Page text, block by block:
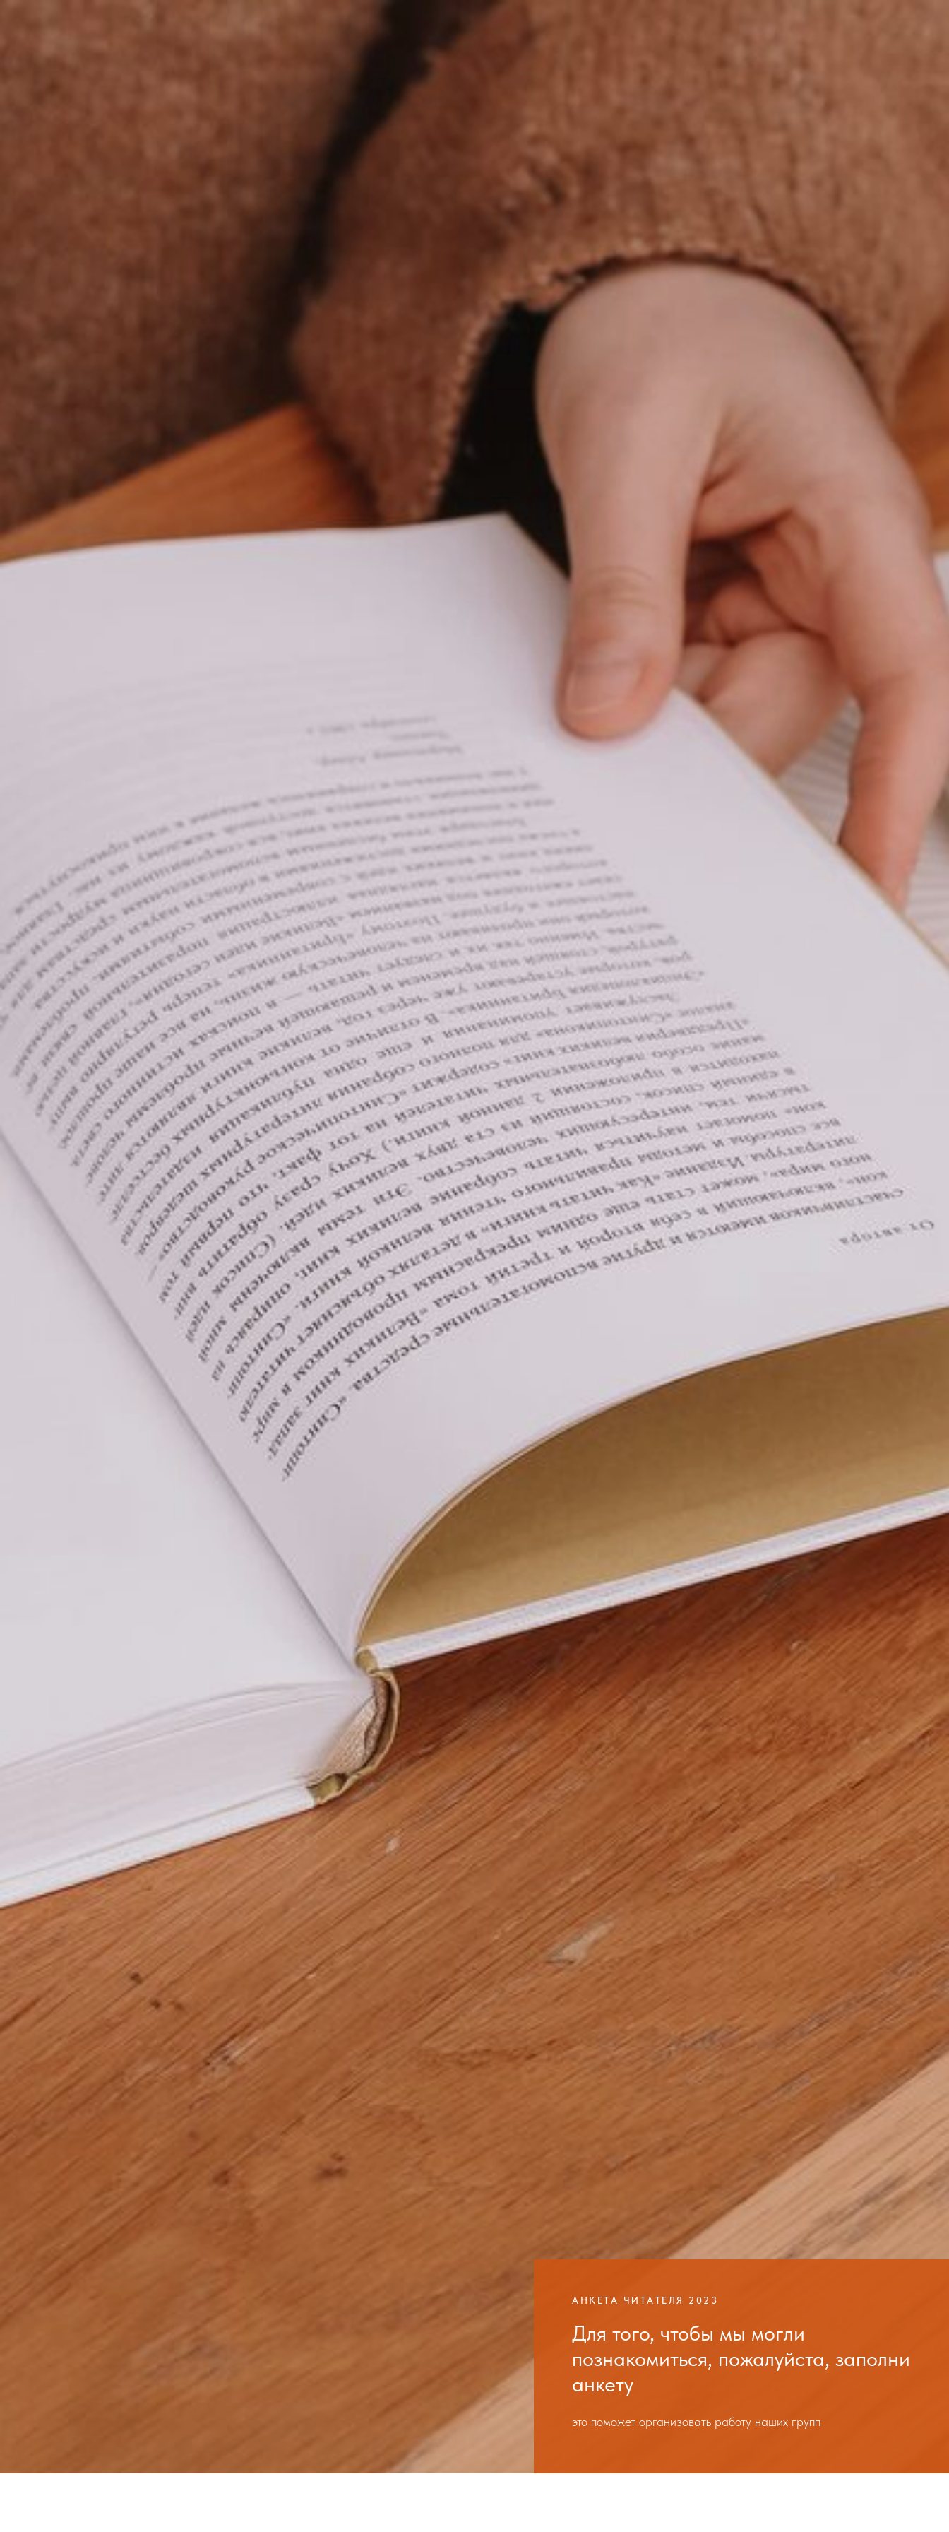
АНКЕТА ЧИТАТЕЛЯ 2023
Для того, чтобы мы могли
познакомиться, пожалуйста, заполни
анкету
это поможет организовать работу наших групп